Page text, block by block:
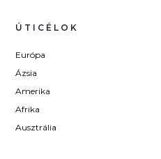
ÚTICÉLOK
Európa
Ázsia
Amerika
Afrika
Ausztrália